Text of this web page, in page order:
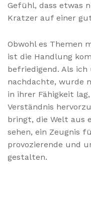
Gefühl, dass etwas
Kratzer auf einer
Obwohl es Themen
ist die Handlung
befriedigend. Als ich
nachdachte, wurde
in ihrer Fähigkeit
Verständnis
bringt, die Welt aus
sehen, ein Zeugnis
provozierende und
gestalten.